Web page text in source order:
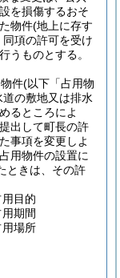
を損傷するおそ
物件(地上に存す
項の許可を受け
うものとする。
件(以下「占用物
の敷地又は排水
るところによ
出して町長の許
事項を変更しよ
用物件の設置に
ときは、その許
目的
期間
場所